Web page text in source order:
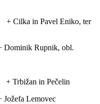
in Pavel Eniko, ter
Dominik Rupnik, obl.
in Pečelin
Jožefa Lemovec